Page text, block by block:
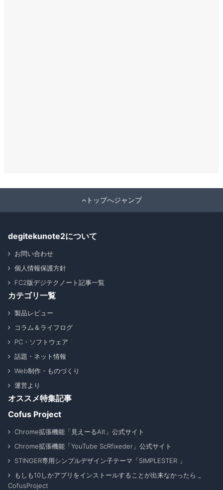
トップへジャンプ
degitekunote2について
お問い合わせ
個人情報保護方針
FC2版デジテクノート記事一覧
カテゴリ一覧
製品レビュー
コラム＆ライフログ
PC・ソフトウェア
話題・ネット情報
Web制作・ものづくり
運営より
オススメ特集記事
Cofus Project
Chrome拡張機能「見えーるAlt」公式サイト
Chrome拡張機能「YouTube ScRfixeder」公式サイト
STINGER専用シンプルデザイン子テーマ「SIMPLESTER 」
もしも10しかアプリをインストールすることが出来なかったら _
CofusProject